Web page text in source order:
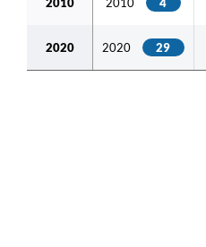
Notícias
2020 2020 29